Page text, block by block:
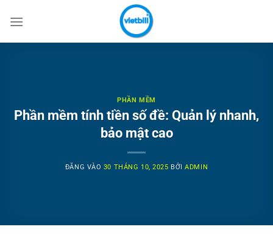
qua
PHẦN MỀM
Phần mềm tính tiền số đề: Quản lý nhanh,
bảo mật cao
ĐĂNG VÀO 30 THÁNG 10, 2025 BỞIADMIN